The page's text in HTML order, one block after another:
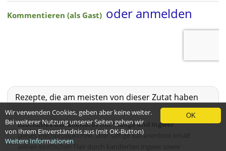
Rezepte, die am meisten von dieser Zutat haben
Exotisches Bananenbrot mit Mango und Ingwer
Dieses milchproduktfreie, aber saftige Bananenbrot erhält
seinen exotischen Flair durch kandierten Ingwer sowie
OK
Wir verwenden Cookies, geben aber keine weiter.
Bei weiterer Nutzung unserer Seiten gehen wir
von Ihrem Einverständnis aus (mit OK-Button)
Weitere Informationen